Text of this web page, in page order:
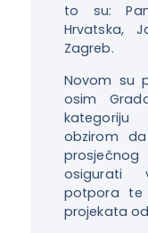
to su:
Hrvatska,
Zagreb.
Novom su
osim
obzirom
osigurati
potpora te
projekata